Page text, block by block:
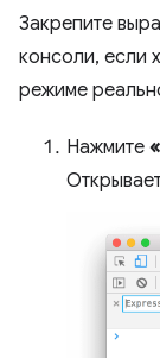
Закрепите
консоли, если
режиме
Нажмите